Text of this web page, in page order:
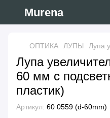
Murena
ОПТИКА ЛУПЫ Лупа
Лупа
60 мм с
пластик)
Артикул: 60 0559 (d-60mm)